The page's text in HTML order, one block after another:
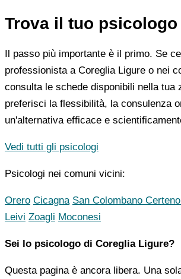
Trova il tuo psicologo
Il passo più importante è il primo. Se
professionista a Coreglia Ligure o nei
consulta le schede disponibili nella tua
preferisci la flessibilità, la consulenza
un'alternativa efficace e
Vedi tutti gli psicologi
Psicologi nei comuni vicini:
Orero Cicagna San Colombano
Leivi Zoagli Moconesi
Sei lo psicologo di Coreglia Ligure?
Questa pagina è ancora libera. Una